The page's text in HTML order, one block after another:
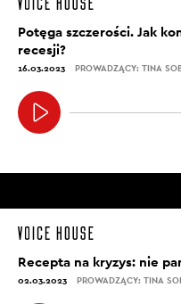
Potęga szczerości. Jak
recesji?
16.03.2023 PROWADZĄCY: TINA
Recepta na kryzys: nie
02.03.2023 PROWADZĄCY: TINA